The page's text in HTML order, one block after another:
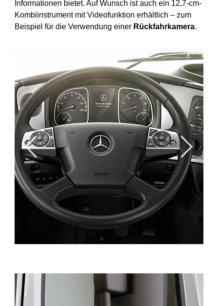
Informationen bietet. Auf Wunsch ist auch ein 12,7-cm-
Kombiinstrument mit Videofunktion erhältlich – zum
Beispiel für die Verwendung einer Rückfahrkamera.